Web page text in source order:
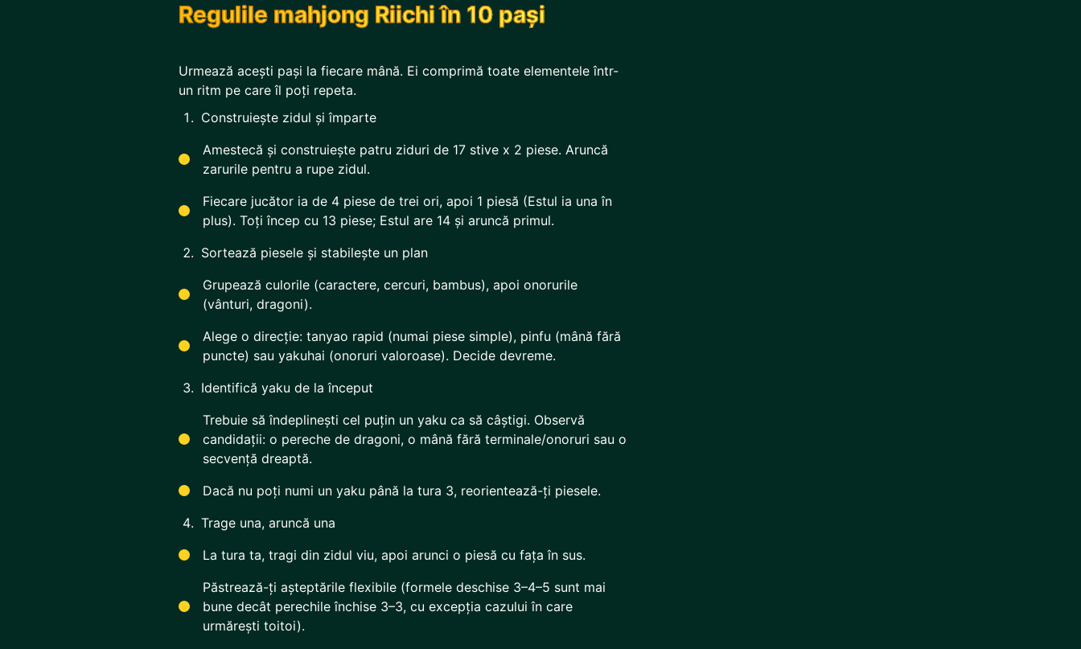
Regulile mahjong Riichi în 10 pași
Urmează acești pași la fiecare mână. Ei comprimă toate elementele într-
un ritm pe care îl poți repeta.
Construiește zidul și împarte
Amestecă și construiește patru ziduri de 17 stive x 2 piese. Aruncă
zarurile pentru a rupe zidul.
Fiecare jucător ia de 4 piese de trei ori, apoi 1 piesă (Estul ia una în
plus). Toți încep cu 13 piese; Estul are 14 și aruncă primul.
Sortează piesele și stabilește un plan
Grupează culorile (caractere, cercuri, bambus), apoi onorurile
(vânturi, dragoni).
Alege o direcție: tanyao rapid (numai piese simple), pinfu (mână fără
puncte) sau yakuhai (onoruri valoroase). Decide devreme.
Identifică yaku de la început
Trebuie să îndeplinești cel puțin un yaku ca să câștigi. Observă
candidații: o pereche de dragoni, o mână fără terminale/onoruri sau o
secvență dreaptă.
Dacă nu poți numi un yaku până la tura 3, reorientează-ți piesele.
Trage una, aruncă una
La tura ta, tragi din zidul viu, apoi arunci o piesă cu fața în sus.
Păstrează-ți așteptările flexibile (formele deschise 3–4–5 sunt mai
bune decât perechile închise 3–3, cu excepția cazului în care
urmărești toitoi).